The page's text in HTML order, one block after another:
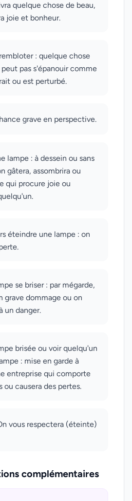
quelque chose de beau,
joie et bonheur.
: quelque chose
pas s'épanouir comme
ou est perturbé.
grave en perspective.
lampe : à dessein ou sans
gâtera, assombrira ou
qui procure joie ou
éteindre une lampe : on
se briser : par mégarde,
grave dommage ou on
un danger.
brisée ou voir quelqu'un
: mise en garde à
entreprise qui comporte
ou causera des pertes.
vous respectera (éteinte)
complémentaires